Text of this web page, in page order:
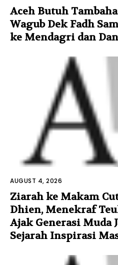
Aceh Butuh
Wagub Dek Fadh
ke Mendagri dan
AUGUST 4, 2026
Ziarah ke Makam
Dhien, Menekraf
Ajak Generasi Muda
Sejarah Inspirasi